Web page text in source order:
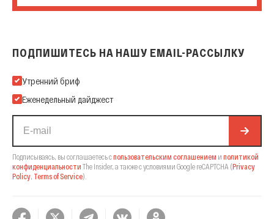
ПОДПИШИТЕСЬ НА НАШУ EMAIL-РАССЫЛКУ
Подпишитесь на нашу Email-рассылку
Утренний бриф
Еженедельный дайджест
Подписываясь, вы соглашаетесь спользовательским соглашением и политикой
конфиденциальности The Insider, а также с условиями Google reCAPTCHA (Privacy
Policy Terms of Service).